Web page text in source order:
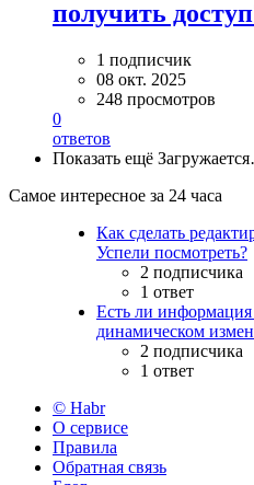
получить
1 подписчик
08 окт. 2025
248 просмотров
0
ответов
Показать ещё
Самое интересное за 24 часа
Как сделать
Успели посмотреть?
2 подписчика
1 ответ
Есть ли информация
динамическом
2 подписчика
1 ответ
© Habr
О сервисе
Правила
Обратная связь